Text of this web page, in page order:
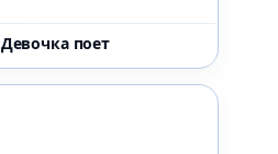
Девочка поет